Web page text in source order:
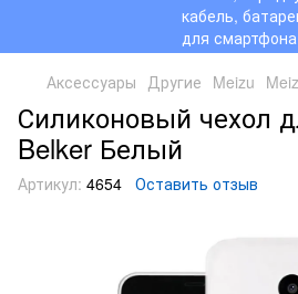
Аксессуары Другие Meizu
Силиконовый чехол
Belker Белый
Артикул: 4654 Оставить отзыв